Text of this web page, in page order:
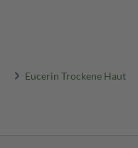
Eucerin Trockene Haut